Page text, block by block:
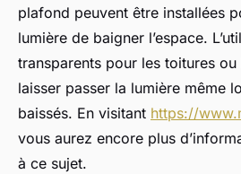
plafond peuvent être installées
lumière de baigner l’espace.
transparents pour les toitures
laisser passer la lumière même
baissés. En visitant https://
vous aurez encore plus
à ce sujet.